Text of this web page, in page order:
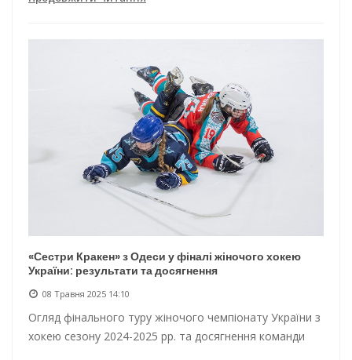
«Сестри Кракен» з Одеси у фіналі жіночого хокею
України: результати та досягнення
08 Травня 2025 14:10
Огляд фінального туру жіночого чемпіонату України з
хокею сезону 2024-2025 рр. та досягнення команди